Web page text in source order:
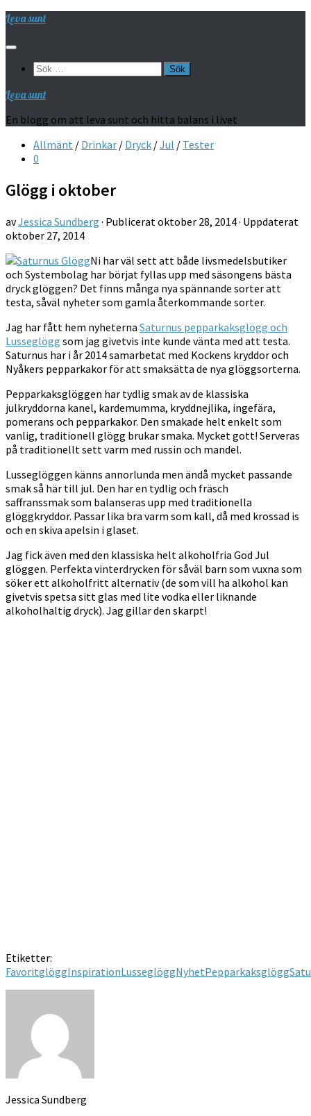
Hoppa
innehåll
Leva sunt
Sök
Leva sunt
En blogg om att leva sunt och hitta balans i livet
Allmänt / Drinkar / Dryck /Jul / Tester
0
Glögg i oktober
avJessica Sundberg · Publicerat oktober 28, 2014· Uppdaterat
oktober 27, 2014
Ni har väl sett att både livsmedelsbutiker
och Systembolag har börjat fyllas upp med säsongens bästa
dryck glöggen? Det finns många nya spännande sorter att
testa, såväl nyheter som gamla återkommande sorter.
Jag har fått hem nyheterna Saturnus pepparkaksglögg och
Lusseglögg som jag givetvis inte kunde vänta med att testa.
Saturnus har i år 2014 samarbetat med Kockens kryddor och
Nyåkers pepparkakor för att smaksätta de nya glöggsorterna.
Pepparkaksglöggen har tydlig smak av de klassiska
julkryddorna kanel, kardemumma, kryddnejlika, ingefära,
pomerans och pepparkakor. Den smakade helt enkelt som
vanlig, traditionell glögg brukar smaka. Mycket gott! Serveras
på traditionellt sett varm med russin och mandel.
Lusseglöggen känns annorlunda men ändå mycket passande
smak så här till jul. Den har en tydlig och fräsch
saffranssmak som balanseras upp med traditionella
glöggkryddor. Passar lika bra varm som kall, då med krossad is
och en skiva apelsin i glaset.
Jag fick även med den klassiska helt alkoholfria God Jul
glöggen. Perfekta vinterdrycken för såväl barn som vuxna som
söker ett alkoholfritt alternativ (de som vill ha alkohol kan
givetvis spetsa sitt glas med lite vodka eller liknande
alkoholhaltig dryck). Jag gillar den skarpt!
Etiketter:
FavoritglöggInspirationLusseglöggNyhetPepparkaksglögg
Jessica Sundberg